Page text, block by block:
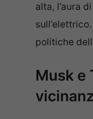
alta, l’aura
politiche
Musk e